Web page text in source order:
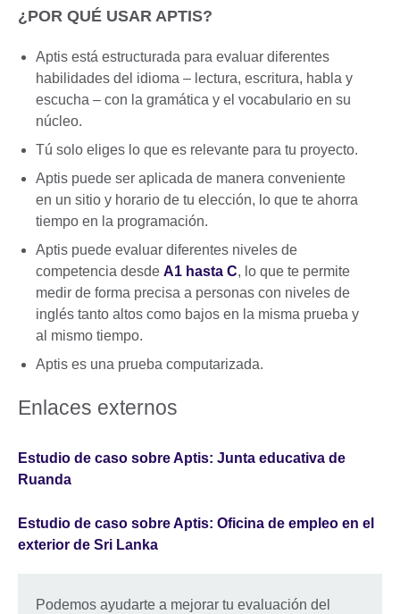
¿POR QUÉ USAR APTIS?
Aptis está estructurada para evaluar diferentes
habilidades del idioma – lectura, escritura, habla y
escucha – con la gramática y el vocabulario en su
núcleo.
Tú solo eliges lo que es relevante para tu proyecto.
Aptis puede ser aplicada de manera conveniente
en un sitio y horario de tu elección, lo que te ahorra
tiempo en la programación.
Aptis puede evaluar diferentes niveles de
competencia desde A1 hasta C, lo que te permite
medir de forma precisa a personas con niveles de
inglés tanto altos como bajos en la misma prueba y
al mismo tiempo.
Aptis es una prueba computarizada.
Enlaces externos
Estudio de caso sobre Aptis: Junta educativa de
Ruanda
Estudio de caso sobre Aptis: Oficina de empleo en el
exterior de Sri Lanka
Podemos ayudarte a mejorar tu evaluación del